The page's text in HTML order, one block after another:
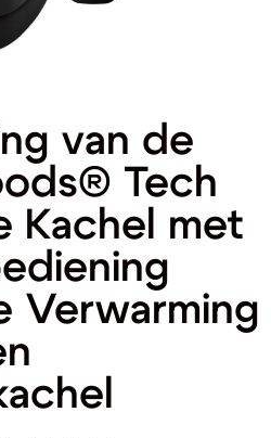
van de
Tech
Kachel met
Verwarming